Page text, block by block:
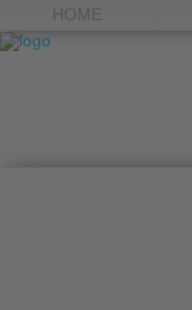
HOME